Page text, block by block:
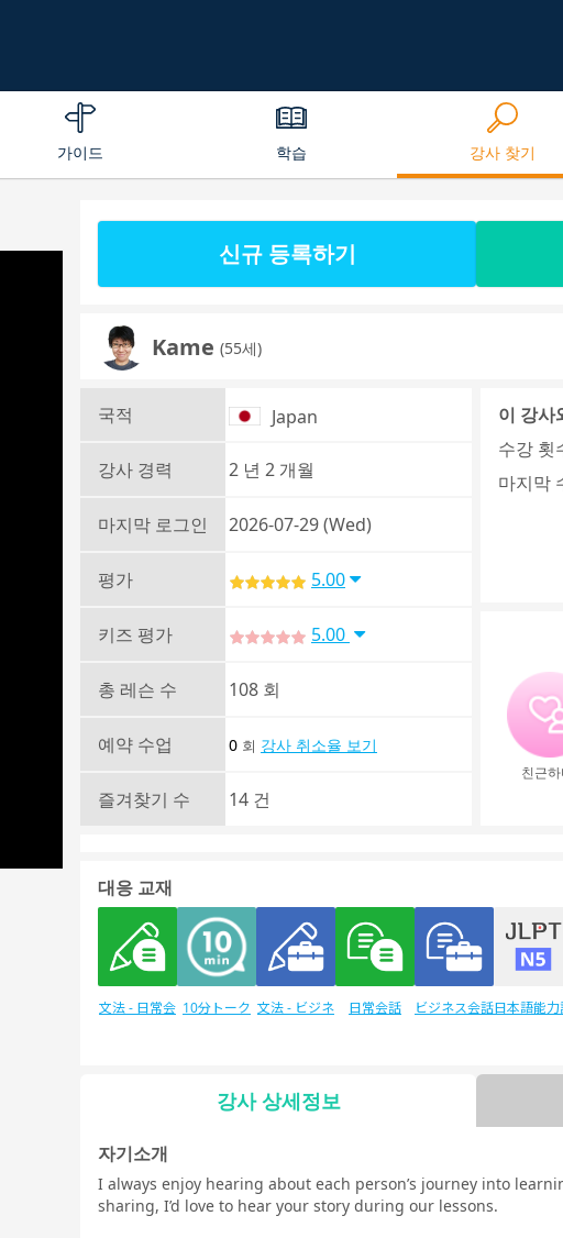
가이드 학습 강사 찾기
신규 등록하기
Kame (55세)
국적 Japan
강사 경력 2 년 2 개월
마지막 로그인 2026-07-29 (Wed)
평가 5.00
키즈 평가 5.00
총 레슨 수 108 회
예약 수업 0 회 강사 취소율 보기
즐겨찾기 수 14 건
이 강사
수강 횟
마지막
친근
대응 교재
文法 - 日常会 10分トーク 文法 - ビジネ
日常会話 ビジネス会話日本語能力
験1級
강사 상세정보
자기소개
I always enjoy hearing about each person’s journey into
sharing, I’d love to hear your story during our lessons.